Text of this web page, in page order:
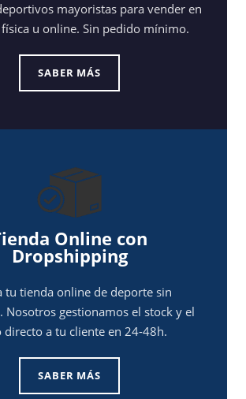
mayoristas para vender en
u online. Sin pedido mínimo.
SABER MÁS
Online con
Dropshipping
tu tienda online de deporte sin
Nosotros gestionamos el stock y el
directo a tu cliente en 24-48h.
SABER MÁS